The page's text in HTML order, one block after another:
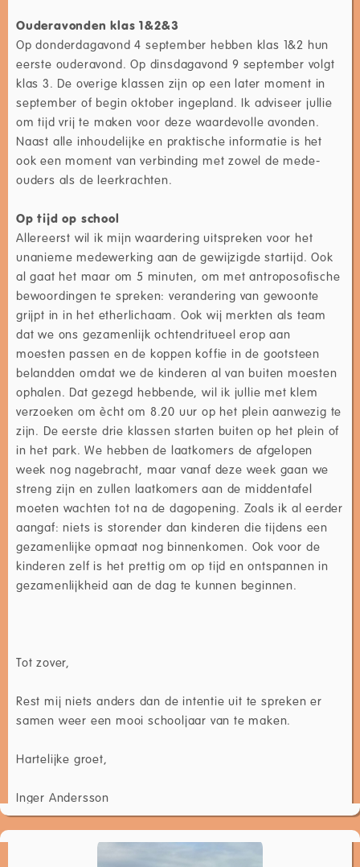
Ouderavonden klas 1&2&3
Op donderdagavond 4 september hebben klas 1&2 hun
eerste ouderavond. Op dinsdagavond 9 september volgt
klas 3. De overige klassen zijn op een later moment in
september of begin oktober ingepland. Ik adviseer jullie
om tijd vrij te maken voor deze waardevolle avonden.
Naast alle inhoudelijke en praktische informatie is het
ook een moment van verbinding met zowel de mede-
ouders als de leerkrachten.
Op tijd op school
Allereerst wil ik mijn waardering uitspreken voor het
unanieme medewerking aan de gewijzigde startijd. Ook
al gaat het maar om 5 minuten, om met antroposofische
bewoordingen te spreken: verandering van gewoonte
grijpt in in het etherlichaam. Ook wij merkten als team
dat we ons gezamenlijk ochtendritueel erop aan
moesten passen en de koppen koffie in de gootsteen
belandden omdat we de kinderen al van buiten moesten
ophalen. Dat gezegd hebbende, wil ik jullie met klem
verzoeken om ècht om 8.20 uur op het plein aanwezig te
zijn. De eerste drie klassen starten buiten op het plein of
in het park. We hebben de laatkomers de afgelopen
week nog nagebracht, maar vanaf deze week gaan we
streng zijn en zullen laatkomers aan de middentafel
moeten wachten tot na de dagopening. Zoals ik al eerder
aangaf: niets is storender dan kinderen die tijdens een
gezamenlijke opmaat nog binnenkomen. Ook voor de
kinderen zelf is het prettig om op tijd en ontspannen in
gezamenlijkheid aan de dag te kunnen beginnen.
Tot zover,
Rest mij niets anders dan de intentie uit te spreken er
samen weer een mooi schooljaar van te maken.
Hartelijke groet,
Inger Andersson